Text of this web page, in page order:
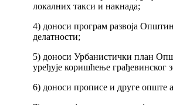
локалних такси и накнада;
4) доноси програм развоја
делатности;
5) доноси Урбанистички план
уређује коришћење грађевинског
6) доноси прописе и друге опште